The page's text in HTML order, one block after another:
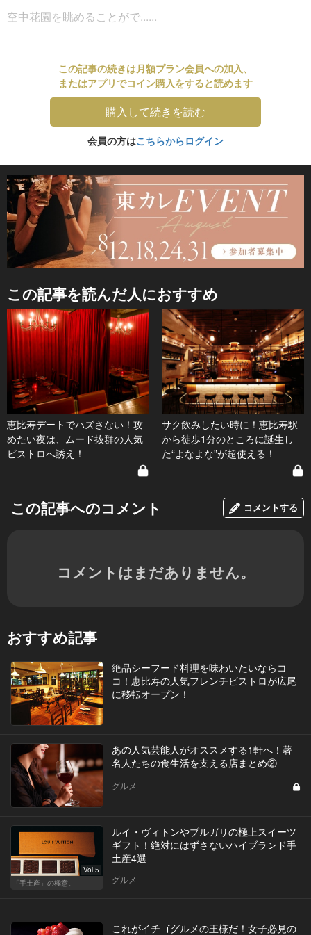
空中花園を眺めることがで......
この記事の続きは月額プラン会員への加入、
またはアプリでコイン購入をすると読めます
購入して続きを読む
会員の方はこちらからログイン
この記事を読んだ人におすすめ
恵比寿デートでハズさない！攻
めたい夜は、ムード抜群の人気
ビストロへ誘え！
サク飲みしたい時に！恵比寿駅
から徒歩1分のところに誕生し
た“よなよな”が超使える！
この記事へのコメント コメントする
コメントはまだありません。
おすすめ記事
絶品シーフード料理を味わいたいならコ
コ！恵比寿の人気フレンチビストロが広尾
に移転オープン！
あの人気芸能人がオススメする1軒へ！著
名人たちの食生活を支える店まとめ②
グルメ
Vol.5
「手土産」の極意。
ルイ・ヴィトンやブルガリの極上スイーツ
ギフト！絶対にはずさないハイブランド手
土産4選
グルメ
これがイチゴグルメの王様だ！女子必見の